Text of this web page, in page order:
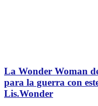
La Wonder Woman
para la guerra con
Lis.Wonder